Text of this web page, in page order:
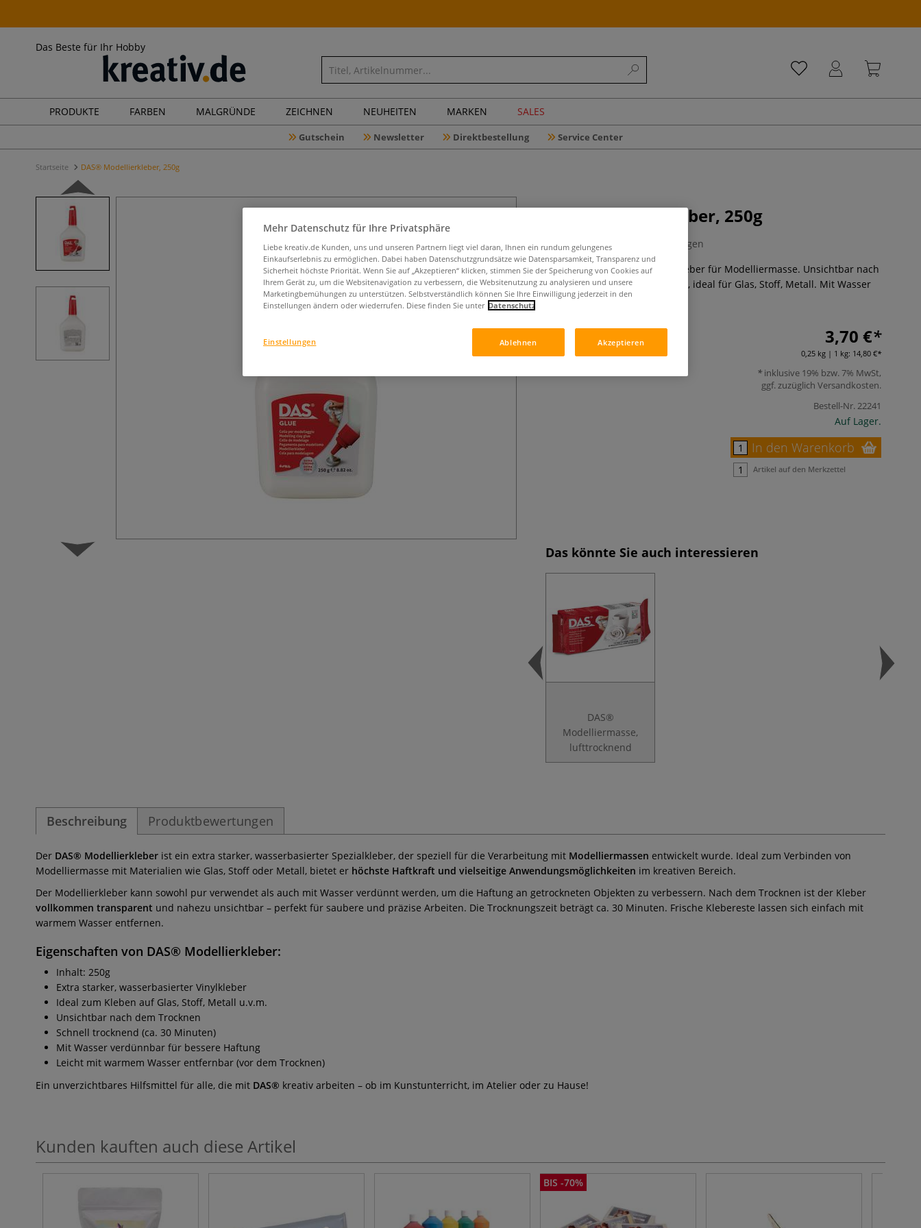
Das Beste für Ihr Hobby
PRODUKTE FARBEN MALGRÜNDE ZEICHNEN NEUHEITEN MARKEN SALES
Gutschein Newsletter Direktbestellung Service Center
Startseite DAS® Modellierkleber, 250g
DAS® Modellierkleber, 250g
0 Bewertungen
Extra starker, wasserbasierter Kleber für Modelliermasse. Unsichtbar nach
dem Trocknen, schnell trocknend, ideal für Glas, Stoff, Metall. Mit Wasser
verdünnbar.
Mehr
3,70 €
0,25 kg | 1 kg: 14,80 €
inklusive 19% bzw. 7% MwSt,
ggf. zuzüglich Versandkosten.
Bestell-Nr.22241
Auf Lager.
In den Warenkorb
Artikel auf den Merkzettel
Das könnte Sie auch interessieren
DAS®
Modelliermasse,
lufttrocknend
Beschreibung Produktbewertungen
Der DAS® Modellierkleber ist ein extra starker, wasserbasierter Spezialkleber, der speziell für die Verarbeitung mit Modelliermassen entwickelt wurde. Ideal zum Verbinden von
Modelliermasse mit Materialien wie Glas, Stoff oder Metall, bietet er höchste Haftkraft und vielseitige Anwendungsmöglichkeiten im kreativen Bereich.
Der Modellierkleber kann sowohl pur verwendet als auch mit Wasser verdünnt werden, um die Haftung an getrockneten Objekten zu verbessern. Nach dem Trocknen ist der Kleber
vollkommen transparent und nahezu unsichtbar – perfekt für saubere und präzise Arbeiten. Die Trocknungszeit beträgt ca. 30 Minuten. Frische Klebereste lassen sich einfach mit
warmem Wasser entfernen.
Eigenschaften von DAS® Modellierkleber:
Inhalt: 250g
Extra starker, wasserbasierter Vinylkleber
Ideal zum Kleben auf Glas, Stoff, Metall u.v.m.
Unsichtbar nach dem Trocknen
Schnell trocknend (ca. 30 Minuten)
Mit Wasser verdünnbar für bessere Haftung
Leicht mit warmem Wasser entfernbar (vor dem Trocknen)
Ein unverzichtbares Hilfsmittel für alle, die mit DAS® kreativ arbeiten – ob im Kunstunterricht, im Atelier oder zu Hause!
Kunden kauften auch diese Artikel
BIS -70%
Mehr Datenschutz für Ihre Privatsphäre
Liebe kreativ.de Kunden, uns und unseren Partnern liegt viel daran, Ihnen ein rundum gelungenes
Einkaufserlebnis zu ermöglichen. Dabei haben Datenschutzgrundsätze wie Datensparsamkeit, Transparenz und
Sicherheit höchste Priorität. Wenn Sie auf „Akzeptieren“ klicken, stimmen Sie der Speicherung von Cookies auf
Ihrem Gerät zu, um die Websitenavigation zu verbessern, die Websitenutzung zu analysieren und unsere
Marketingbemühungen zu unterstützen. Selbstverständlich können Sie Ihre Einwilligung jederzeit in den
Einstellungen ändern oder wiederrufen. Diese finden Sie unter Datenschutz
Ablehnen Akzeptieren
Einstellungen